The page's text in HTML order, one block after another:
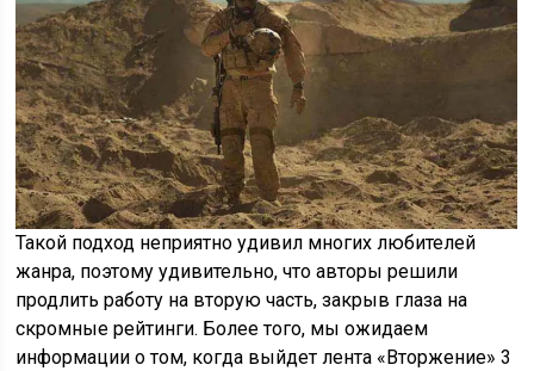
Такой подход неприятно удивил многих любителей
жанра, поэтому удивительно, что авторы решили
продлить работу на вторую часть, закрыв глаза на
скромные рейтинги. Более того, мы ожидаем
информации о том, когда выйдет лента «Вторжение» 3